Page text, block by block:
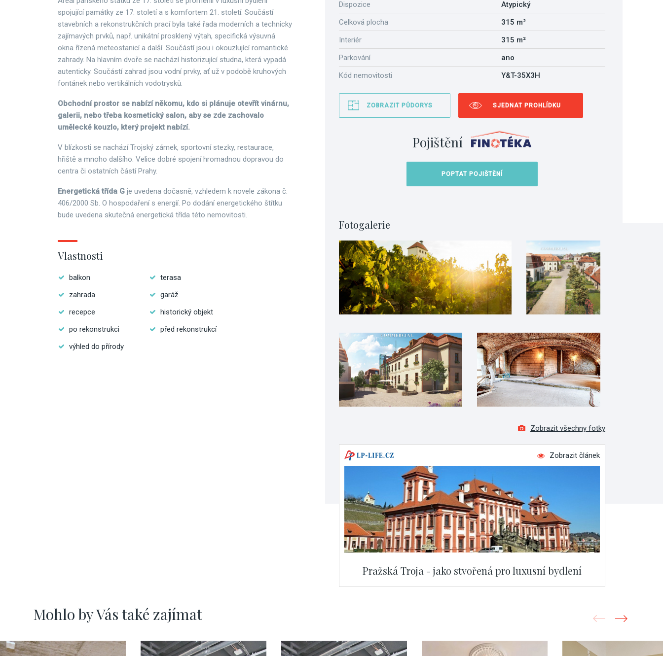
Dispozice
Atypický
Celková plocha
315 m²
Interiér
315 m²
Parkování
ano
Kód nemovitosti
Y&T-35X3H
ZOBRAZIT PŮDORYS SJEDNAT PROHLÍDKU
Pojištění
POPTAT POJIŠTĚNÍ
Fotogalerie
Zobrazit všechny fotky
Zobrazit článek
Pražská Troja - jako stvořená pro luxusní bydlení
spojující památky ze 17. století a s komfortem 21. století. Součástí
stavebních a rekonstrukčních prací byla také řada moderních a technicky
zajímavých prvků, např. unikátní prosklený výtah, specifická výsuvná
okna řízená meteostanicí a další. Součástí jsou i okouzlující romantické
zahrady. Na hlavním dvoře se nachází historizující studna, která vypadá
autenticky. Součástí zahrad jsou vodní prvky, ať už v podobě kruhových
fontánek nebo vertikálních vodotrysků.
Obchodní prostor se nabízí někomu, kdo si plánuje otevřít vinárnu,
galerii, nebo třeba kosmetický salon, aby se zde zachovalo
umělecké kouzlo, který projekt nabízí.
V blízkosti se nachází Trojský zámek, sportovní stezky, restaurace,
hřiště a mnoho dalšího. Velice dobré spojení hromadnou dopravou do
centra či ostatních částí Prahy.
Energetická třída G je uvedena dočasně, vzhledem k novele zákona č.
406/2000 Sb. O hospodaření s energií. Po dodání energetického štítku
bude uvedena skutečná energetická třída této nemovitosti.
Vlastnosti
balkon
terasa
zahrada
garáž
recepce
historický objekt
po rekonstrukci
před rekonstrukcí
výhled do přírody
Mohlo by Vás také zajímat